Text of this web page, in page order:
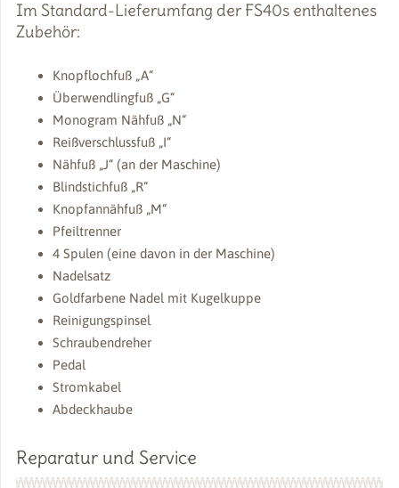
Im Standard-Lieferumfang der FS40s enthaltenes
Zubehör:
Knopflochfuß „A“
Überwendlingfuß „G“
Monogram Nähfuß „N“
Reißverschlussfuß „I“
Nähfuß „J“ (an der Maschine)
Blindstichfuß „R“
Knopfannähfuß „M“
Pfeiltrenner
4 Spulen (eine davon in der Maschine)
Nadelsatz
Goldfarbene Nadel mit Kugelkuppe
Reinigungspinsel
Schraubendreher
Pedal
Stromkabel
Abdeckhaube
Reparatur und Service